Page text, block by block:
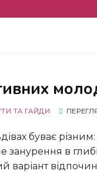
ТА ГАЙДИ
занурення в